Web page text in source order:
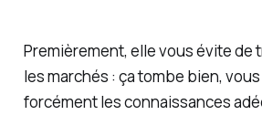
Premièrement, elle vous évite de
les marchés : ça tombe bien,
forcément les connaissances